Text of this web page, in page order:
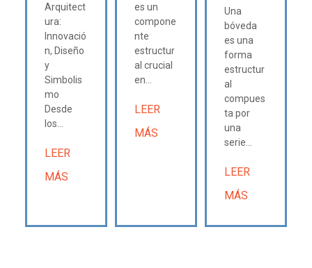
Arquitect
ura:
Innovació
n, Diseño
y
Simbolis
mo
Desde
los...
LEER
MÁS
es un
compone
nte
estructur
al crucial
en...
LEER
MÁS
Una
bóveda
es una
forma
estructur
al
compues
ta por
una
serie...
LEER
MÁS